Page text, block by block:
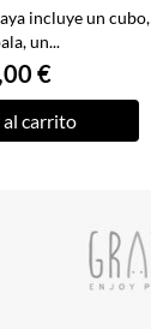
incluye un cubo,
un...
€
carrito